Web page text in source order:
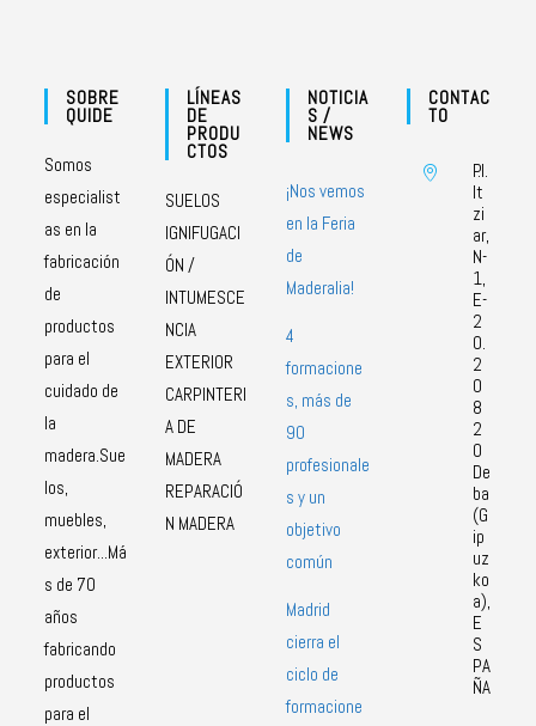
SOBRE
QUIDE
Somos
especialist
as en la
fabricación
de
productos
para el
cuidado de
la
madera.Sue
los,
muebles,
exterior...Má
s de 70
años
fabricando
productos
para el
LÍNEAS
DE
PRODU
CTOS
SUELOS
IGNIFUGACI
ÓN /
INTUMESCE
NCIA
EXTERIOR
CARPINTERI
A DE
MADERA
REPARACIÓ
N MADERA
NOTICIA
S /
NEWS
¡Nos vemos
en la Feria
de
Maderalia!
4
formacione
s, más de
90
profesionale
s y un
objetivo
común
Madrid
cierra el
ciclo de
formacione
CONTAC
TO
P.I.
It
zi
ar,
N-
1,
E-
2
0.
2
0
8
2
0
De
ba
(G
ip
uz
ko
a),
E
S
PA
ÑA